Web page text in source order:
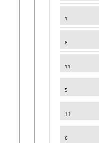
1
8
11
5
11
6